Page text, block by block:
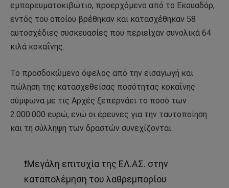
εμπορευματοκιβώτιο, προερχόμενο από το Εκουαδόρ,
εντός του οποίου βρέθηκαν και κατασχέθηκαν 58
αυτοσχέδιες συσκευασίες που περιείχαν συνολικά 64
κιλά κοκαΐνης.
Το προσδοκώμενο όφελος από την εισαγωγή και
πώληση της κατασχεθείσας ποσότητας κοκαΐνης
σύμφωνα με τις Αρχές ξεπερνάει το ποσό των
2.000.000 ευρώ, ενώ οι έρευνες για την ταυτοποίηση
και τη σύλληψη των δραστών συνεχίζονται.
❗Μεγάλη επιτυχία της ΕΛ.ΑΣ. στην
καταπολέμηση του λαθρεμπορίου